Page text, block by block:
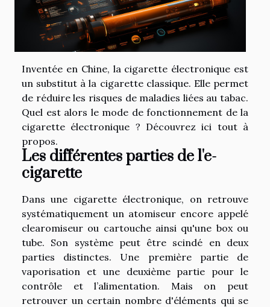
Inventée en Chine, la cigarette électronique est
un substitut à la cigarette classique. Elle permet
de réduire les risques de maladies liées au tabac.
Quel est alors le mode de fonctionnement de la
cigarette électronique ? Découvrez ici tout à
propos.
Les différentes parties de l'e-
cigarette
Dans une cigarette électronique, on retrouve
systématiquement un atomiseur encore appelé
clearomiseur ou cartouche ainsi qu'une box ou
tube. Son système peut être scindé en deux
parties distinctes. Une première partie de
vaporisation et une deuxième partie pour le
contrôle et l’alimentation. Mais on peut
retrouver un certain nombre d'éléments qui se